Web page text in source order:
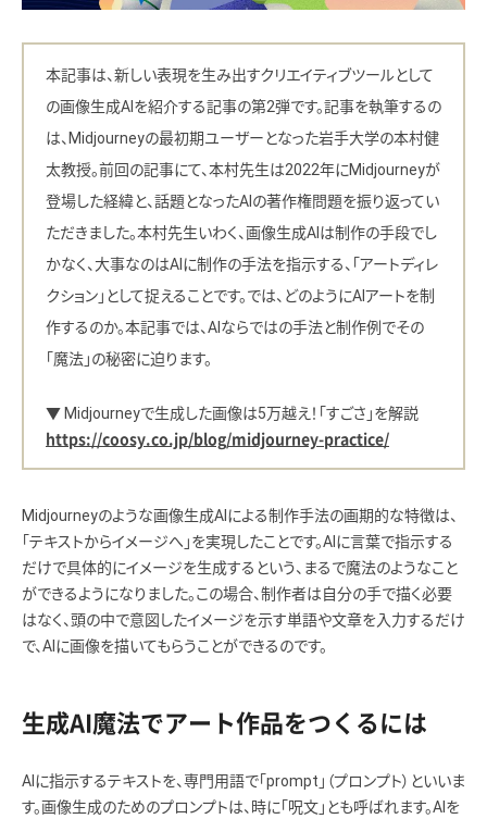
本記事は、新しい表現を生み出すクリエイティブツールとして
の画像生成AIを紹介する記事の第2弾です。記事を執筆するの
は、Midjourneyの最初期ユーザーとなった岩手大学の本村健
太教授。前回の記事にて、本村先生は2022年にMidjourneyが
登場した経緯と、話題となったAIの著作権問題を振り返ってい
ただきました。本村先生いわく、画像生成AIは制作の手段でし
かなく、大事なのはAIに制作の手法を指示する、「アートディレ
クション」として捉えることです。では、どのようにAIアートを制
作するのか。本記事では、AIならではの手法と制作例でその
「魔法」の秘密に迫ります。
▼ Midjourneyで生成した画像は5万越え！「すごさ」を解説
https://coosy.co.jp/blog/midjourney-practice/
Midjourneyのような画像生成AIによる制作手法の画期的な特徴は、
「テキストからイメージへ」を実現したことです。AIに言葉で指示する
だけで具体的にイメージを生成するという、まるで魔法のようなこと
ができるようになりました。この場合、制作者は自分の手で描く必要
はなく、頭の中で意図したイメージを示す単語や文章を入力するだけ
で、AIに画像を描いてもらうことができるのです。
生成AI魔法でアート作品をつくるには
AIに指示するテキストを、専門用語で「prompt」（プロンプト）といいま
す。画像生成のためのプロンプトは、時に「呪文」とも呼ばれます。AIを